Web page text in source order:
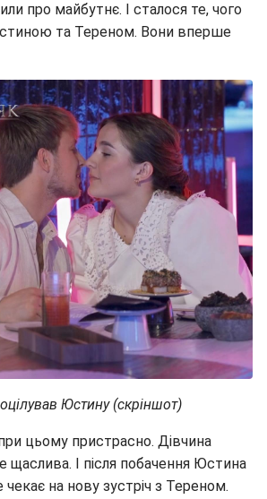
про майбутнє. І сталося те, чого
та Тереном. Вони вперше
Юстину (скріншот)
цьому пристрасно. Дівчина
щаслива. І після побачення Юстина
на нову зустріч з Тереном.